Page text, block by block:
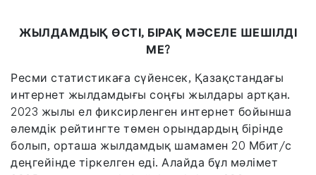
ЖЫЛДАМДЫҚ ӨСТІ, БІРАҚ МӘСЕЛЕ ШЕШІЛДІ
МЕ?
Ресми статистикаға сүйенсек, Қазақстандағы
интернет жылдамдығы соңғы жылдары артқан.
2023 жылы ел фиксирленген интернет бойынша
әлемдік рейтингте төмен орындардың бірінде
болып, орташа жылдамдық шамамен 20 Мбит/с
деңгейінде тіркелген еді. Алайда бұл мәлімет